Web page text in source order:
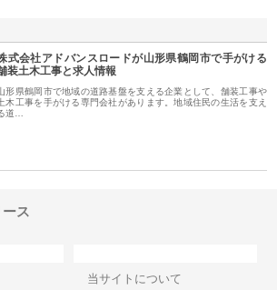
式会社アドバンスロードが山形県鶴岡市で手がける
装土木工事と求人情報
形県鶴岡市で地域の道路基盤を支える企業として、舗装工事や
木工事を手がける専門会社があります。地域住民の生活を支え
道…
ス
当サイトについて